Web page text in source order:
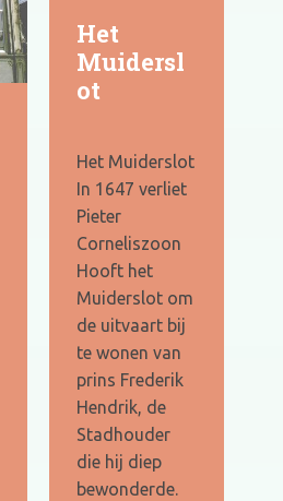
Het
Muidersl
ot
Het Muiderslot
In 1647 verliet
Pieter
Corneliszoon
Hooft het
Muiderslot om
de uitvaart bij
te wonen van
prins Frederik
Hendrik, de
Stadhouder
die hij diep
bewonderde.